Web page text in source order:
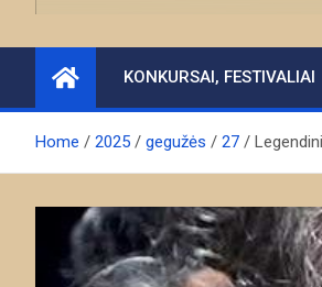
KONKURSAI, FESTIVALIAI
Home 2025 gegužės 27